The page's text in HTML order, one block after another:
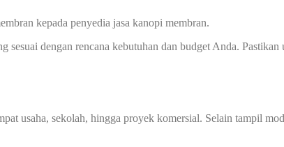
kepada penyedia jasa kanopi membran.
dengan rencana kebutuhan dan budget Anda.
usaha, sekolah, hingga proyek komersial. Selain tampil